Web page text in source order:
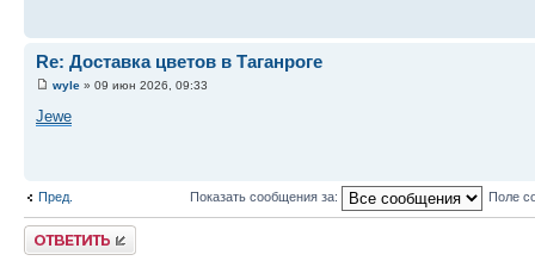
Re: Доставка цветов в Таганроге
wyle » 09 июн 2026, 09:33
Jewe
Пред. Показать сообщения за: Поле
Ответить